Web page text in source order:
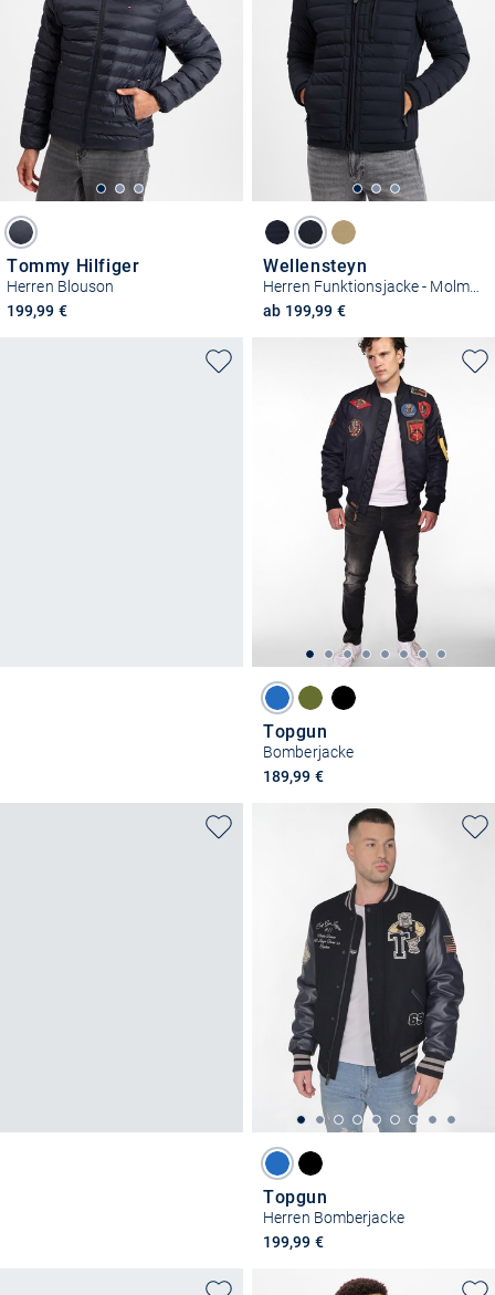
Tommy Hilfiger
Herren Blouson
199,99 €
Wellensteyn
Herren Funktionsjacke - Molm-719
ab 199,99 €
Topgun
Bomberjacke
189,99 €
Topgun
Herren Bomberjacke
199,99 €